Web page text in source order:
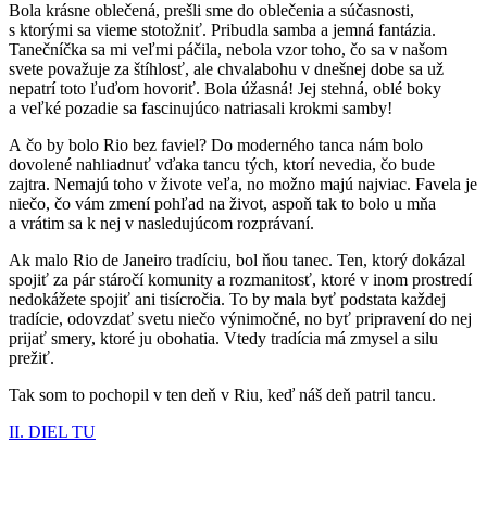
Bola krásne oblečená, prešli sme do oblečenia a súčasnosti,
s ktorými sa vieme stotožniť. Pribudla samba a jemná fantázia.
Tanečníčka sa mi veľmi páčila, nebola vzor toho, čo sa v našom
svete považuje za štíhlosť, ale chvalabohu v dnešnej dobe sa už
nepatrí toto ľuďom hovoriť. Bola úžasná! Jej stehná, oblé boky
a veľké pozadie sa fascinujúco natriasali krokmi samby!
A čo by bolo Rio bez faviel? Do moderného tanca nám bolo
dovolené nahliadnuť vďaka tancu tých, ktorí nevedia, čo bude
zajtra. Nemajú toho v živote veľa, no možno majú najviac. Favela je
niečo, čo vám zmení pohľad na život, aspoň tak to bolo u mňa
a vrátim sa k nej v nasledujúcom rozprávaní.
Ak malo Rio de Janeiro tradíciu, bol ňou tanec. Ten, ktorý dokázal
spojiť za pár stáročí komunity a rozmanitosť, ktoré v inom prostredí
nedokážete spojiť ani tisícročia. To by mala byť podstata každej
tradície, odovzdať svetu niečo výnimočné, no byť pripravení do nej
prijať smery, ktoré ju obohatia. Vtedy tradícia má zmysel a silu
prežiť.
Tak som to pochopil v ten deň v Riu, keď náš deň patril tancu.
II. DIEL TU